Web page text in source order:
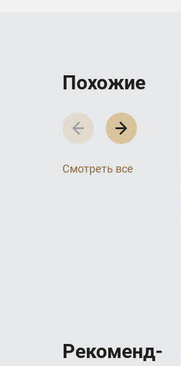
П­­­о­­­х­­­о­­­ж­­­и­­­е
Смотреть все
Р­­­е­­­к­­­о­­­м­­­е­­­н­­­д­­­